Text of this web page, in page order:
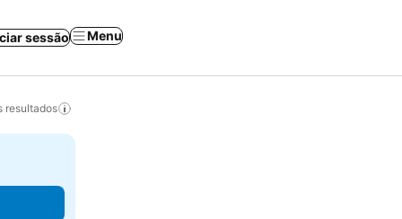
sessão Menu
resultados